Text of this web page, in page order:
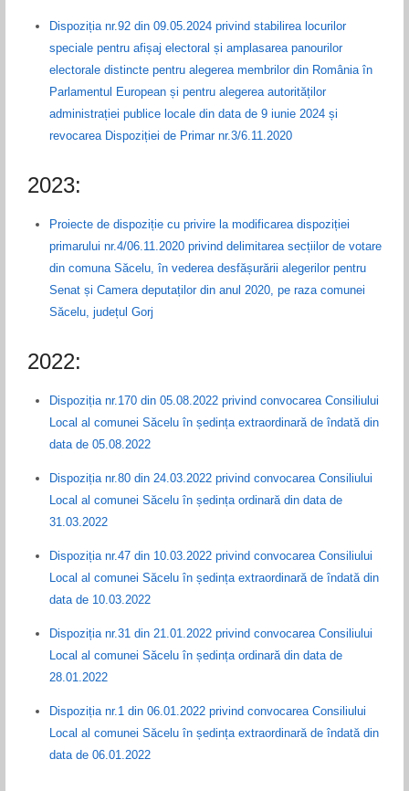
Dispoziția nr.92 din 09.05.2024 privind stabilirea locurilor
speciale pentru afișaj electoral și amplasarea panourilor
electorale distincte pentru alegerea membrilor din România în
Parlamentul European și pentru alegerea autorităților
administrației publice locale din data de 9 iunie 2024 și
revocarea Dispoziției de Primar nr.3/6.11.2020
2023:
Proiecte de dispoziție cu privire la modificarea dispoziției
primarului nr.4/06.11.2020 privind delimitarea secțiilor de votare
din comuna Săcelu, în vederea desfășurării alegerilor pentru
Senat și Camera deputaților din anul 2020, pe raza comunei
Săcelu, județul Gorj
2022:
Dispoziția nr.170 din 05.08.2022 privind convocarea Consiliului
Local al comunei Săcelu în ședința extraordinară de îndată din
data de 05.08.2022
Dispoziția nr.80 din 24.03.2022 privind convocarea Consiliului
Local al comunei Săcelu în ședința ordinară din data de
31.03.2022
Dispoziția nr.47 din 10.03.2022 privind convocarea Consiliului
Local al comunei Săcelu în ședința extraordinară de îndată din
data de 10.03.2022
Dispoziția nr.31 din 21.01.2022 privind convocarea Consiliului
Local al comunei Săcelu în ședința ordinară din data de
28.01.2022
Dispoziția nr.1 din 06.01.2022 privind convocarea Consiliului
Local al comunei Săcelu în ședința extraordinară de îndată din
data de 06.01.2022